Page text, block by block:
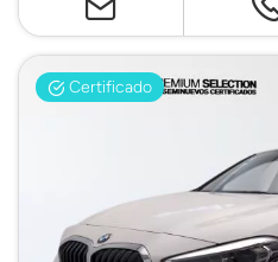
Certificado